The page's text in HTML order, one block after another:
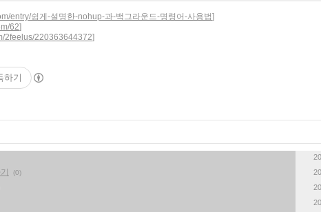
entry/쉽게-설명한-nohup-과-백그라운드-명령어-사용법]
62]
2feelus/220363644372]
하기
(0)